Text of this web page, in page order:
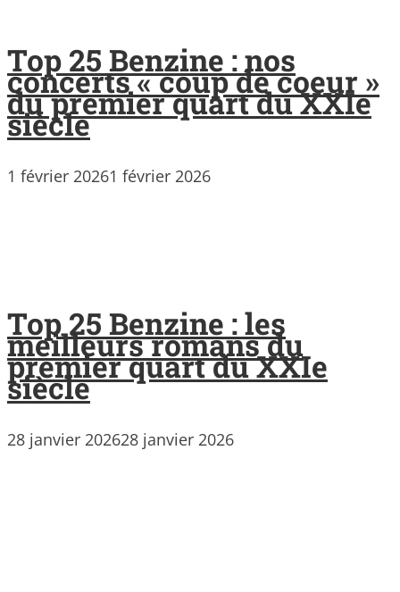
Top 25 Benzine : nos
concerts « coup de coeur »
du premier quart du XXIe
siècle
1 février 20261 février 2026
Top 25 Benzine : les
meilleurs romans du
premier quart du XXIe
siècle
28 janvier 202628 janvier 2026